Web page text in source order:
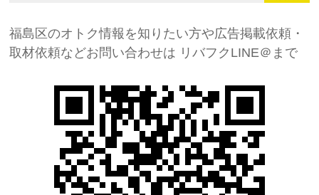
福島区のオトク情報を知りたい方や広告掲載依頼・
取材依頼などお問い合わせは リバフクLINE＠まで